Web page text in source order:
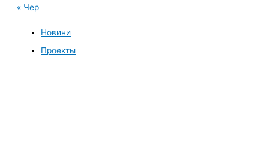
« Чер
Новини
Проекты